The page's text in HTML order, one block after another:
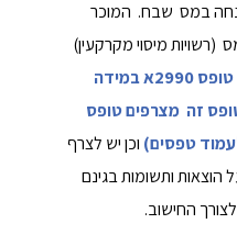
במס שבח. המוכר
(רשויות מיסוי מקרקעין)
טופס 2990 (או טופס 2990א במידה
זה מצרפים טופס
וכן יש לצרף
הוצאות ותשומות בגינם
החישוב.